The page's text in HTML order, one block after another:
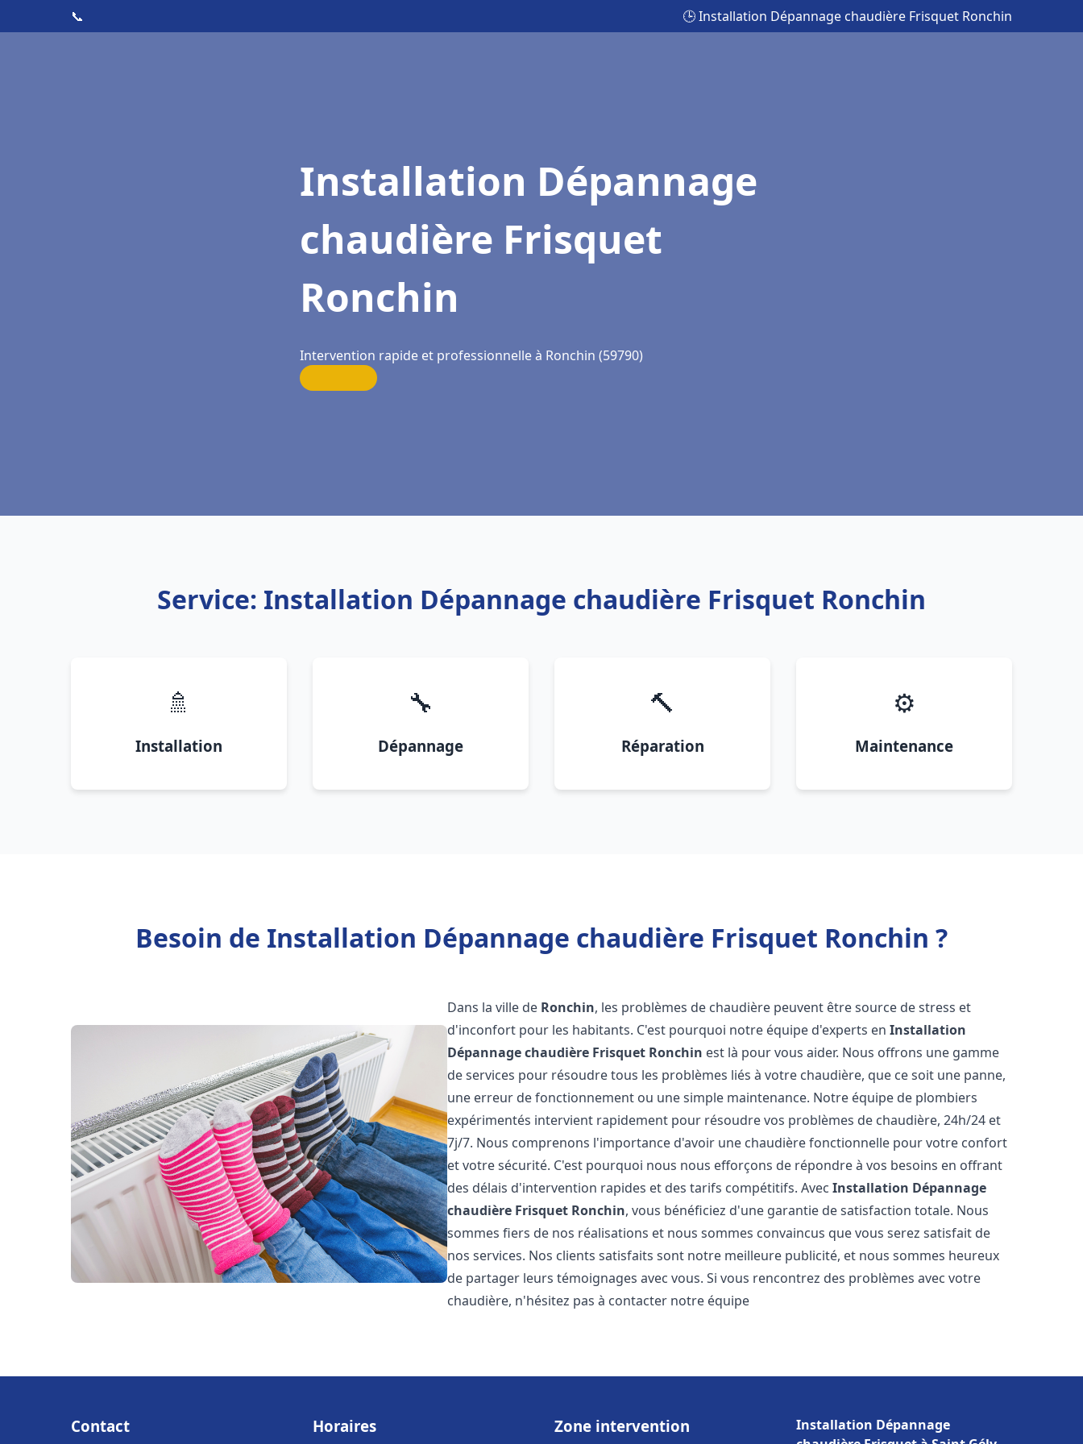
📞 🕒 Installation Dépannage chaudière Frisquet Ronchin
Installation Dépannage
chaudière Frisquet
Ronchin
Intervention rapide et professionnelle à Ronchin (59790)
Service: Installation Dépannage chaudière Frisquet Ronchin
🚿
Installation
🔧
Dépannage
🔨
Réparation
⚙️
Maintenance
Besoin de Installation Dépannage chaudière Frisquet Ronchin ?
Dans la ville de Ronchin, les problèmes de chaudière peuvent être source de stress et
d'inconfort pour les habitants. C'est pourquoi notre équipe d'experts enInstallation
Dépannage chaudière Frisquet Ronchin est là pour vous aider. Nous offrons une gamme
de services pour résoudre tous les problèmes liés à votre chaudière, que ce soit une panne,
une erreur de fonctionnement ou une simple maintenance. Notre équipe de plombiers
expérimentés intervient rapidement pour résoudre vos problèmes de chaudière, 24h/24 et
7j/7. Nous comprenons l'importance d'avoir une chaudière fonctionnelle pour votre confort
et votre sécurité. C'est pourquoi nous nous efforçons de répondre à vos besoins en offrant
des délais d'intervention rapides et des tarifs compétitifs. AvecInstallation Dépannage
chaudière Frisquet Ronchin, vous bénéficiez d'une garantie de satisfaction totale. Nous
sommes fiers de nos réalisations et nous sommes convaincus que vous serez satisfait de
nos services. Nos clients satisfaits sont notre meilleure publicité, et nous sommes heureux
de partager leurs témoignages avec vous. Si vous rencontrez des problèmes avec votre
chaudière, n'hésitez pas à contacter notre équipe
Contact Horaires Zone intervention
Installation Dépannage